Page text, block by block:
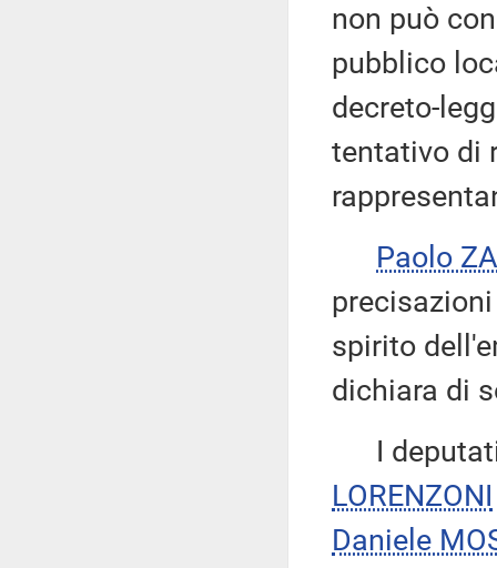
non può
pubblico
decreto-
tentativo di
Paolo
spirito
dichiara di
I
LORENZONI
Daniele